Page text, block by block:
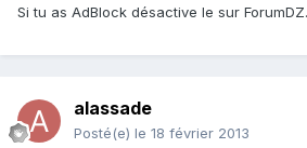
Si tu as AdBlock désactive le sur ForumDZ.
alassade
Posté(e) le 18 février 2013